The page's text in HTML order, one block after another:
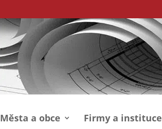
Města a obce Firmy a instituce